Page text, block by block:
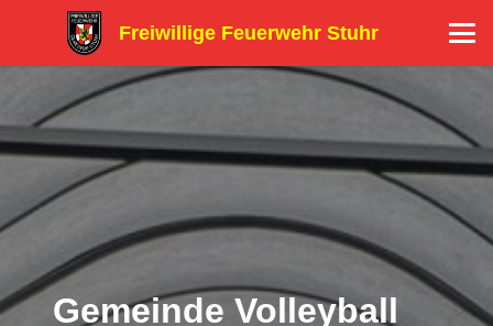
Freiwillige Feuerwehr Stuhr
Gemeinde Volleyball